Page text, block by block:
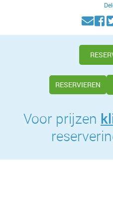
RESERVIEREN
Voor prijzen